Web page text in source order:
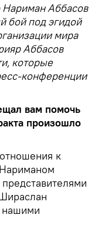
Нариман Аббасов
бой под эгидой
мира
Аббасов
которые
конференции
вам помочь
произошло
к
нашими